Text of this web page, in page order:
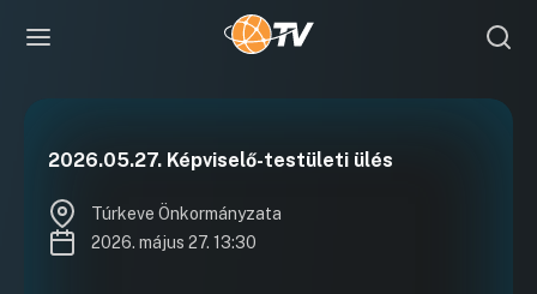
2026.05.27. Képviselő-testületi ülés
Túrkeve Önkormányzata
2026. május 27. 13:30